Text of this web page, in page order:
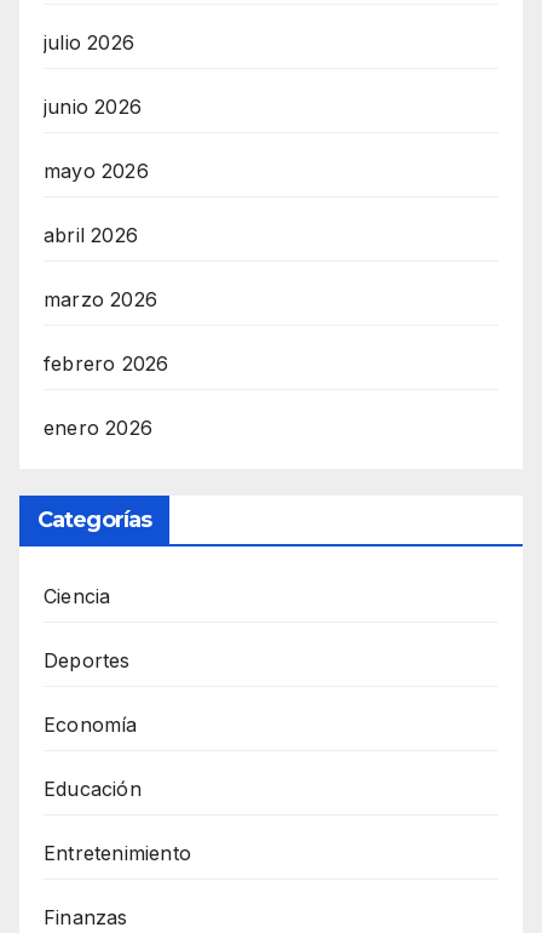
julio 2026
junio 2026
mayo 2026
abril 2026
marzo 2026
febrero 2026
enero 2026
Categorías
Ciencia
Deportes
Economía
Educación
Entretenimiento
Finanzas